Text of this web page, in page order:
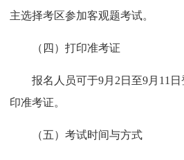
主选择考区参加客观题考试。
（四）打印准考证
报名人员可于9月2日至9月11
印准考证。
（五）考试时间与方式